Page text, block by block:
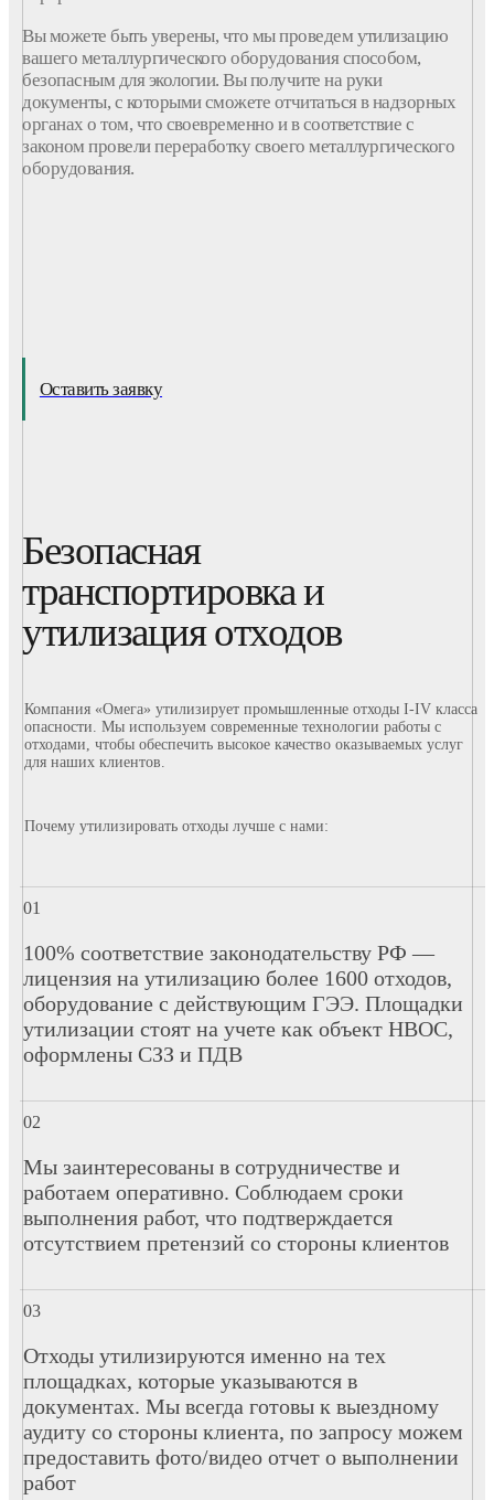
Вы можете быть уверены, что мы проведем утилизацию
вашего металлургического оборудования способом,
безопасным для экологии. Вы получите на руки
документы, с которыми сможете отчитаться в надзорных
органах о том, что своевременно и в соответствие с
законом провели переработку своего металлургического
оборудования.
Оставить заявку
Безопасная
транспортировка и
утилизация отходов
Компания «Омега» утилизирует промышленные отходы I-IV класса
опасности. Мы используем современные технологии работы с
отходами, чтобы обеспечить высокое качество оказываемых услуг
для наших клиентов.
Почему утилизировать отходы лучше с нами:
100% соответствие законодательству РФ —
лицензия на утилизацию более 1600 отходов,
оборудование с действующим ГЭЭ. Площадки
утилизации стоят на учете как объект НВОС,
оформлены СЗЗ и ПДВ
Мы заинтересованы в сотрудничестве и
работаем оперативно. Соблюдаем сроки
выполнения работ, что подтверждается
отсутствием претензий со стороны клиентов
Отходы утилизируются именно на тех
площадках, которые указываются в
документах. Мы всегда готовы к выездному
аудиту со стороны клиента, по запросу можем
предоставить фото/видео отчет о выполнении
работ